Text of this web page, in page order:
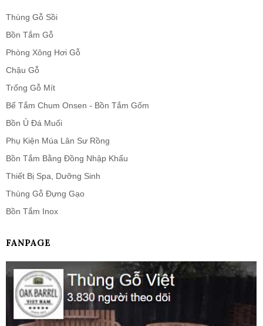
Thùng Gỗ Sồi
Bồn Tắm Gỗ
Phòng Xông Hơi Gỗ
Chậu Gỗ
Trống Gỗ Mít
Bể Tắm Chum Onsen - Bồn Tắm Gốm
Bồn Ủ Đá Muối
Phụ Kiện Múa Lân Sư Rồng
Bồn Tắm Bằng Đồng Nhập Khẩu
Thiết Bị Spa, Dưỡng Sinh
Thùng Gỗ Đựng Gạo
Bồn Tắm Inox
FANPAGE